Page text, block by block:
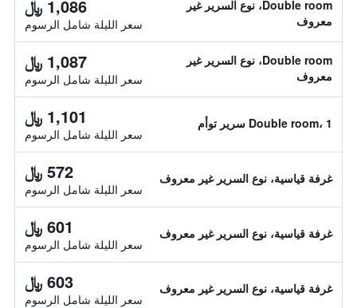
Double room، نوع السرير غير
معروف
1,086 ﷼
سعر الليلة شامل الرسوم
Double room، نوع السرير غير
معروف
1,087 ﷼
سعر الليلة شامل الرسوم
Double room، 1 سرير توأم 1,101 ﷼
سعر الليلة شامل الرسوم
غرفة قياسية، نوع السرير غير معروف 572 ﷼
سعر الليلة شامل الرسوم
غرفة قياسية، نوع السرير غير معروف 601 ﷼
سعر الليلة شامل الرسوم
غرفة قياسية، نوع السرير غير معروف 603 ﷼
سعر الليلة شامل الرسوم